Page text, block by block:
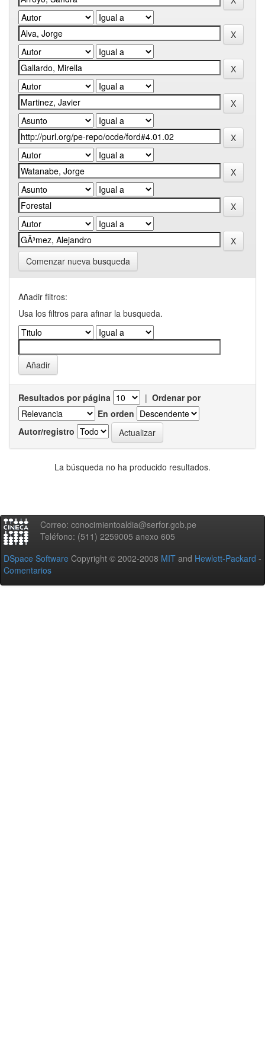
Comenzar nueva busqueda
Añadir filtros:
Usa los filtros para afinar la busqueda.
Resultados por página | Ordenar por
En orden
Autor/registro
La búsqueda no ha producido resultados.
Correo: conocimientoaldia@serfor.gob.pe
Teléfono: (511) 2259005 anexo 605
DSpace Software Copyright © 2002-2008 MIT and Hewlett-Packard -
Comentarios